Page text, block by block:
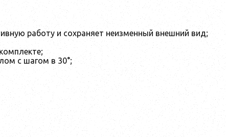
работу и сохраняет неизменный внешний вид;
с шагом в 30°;